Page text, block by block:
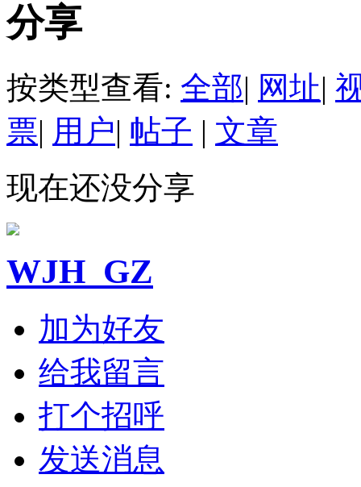
分享
按类型查看: 全部| 网址|
票| 用户| 帖子 | 文章
现在还没分享
WJH_GZ
加为好友
给我留言
打个招呼
发送消息